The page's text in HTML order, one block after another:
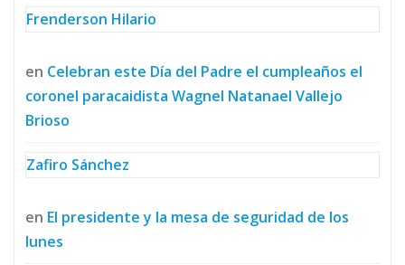
Frenderson Hilario
en Celebran este Día del Padre el cumpleaños el
coronel paracaidista Wagnel Natanael Vallejo
Brioso
Zafiro Sánchez
en El presidente y la mesa de seguridad de los
lunes